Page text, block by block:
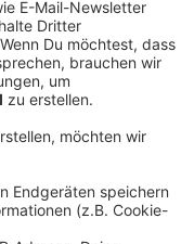
fast acht
warten. Und das
Nachbarkreis
Das liegt laut
unter